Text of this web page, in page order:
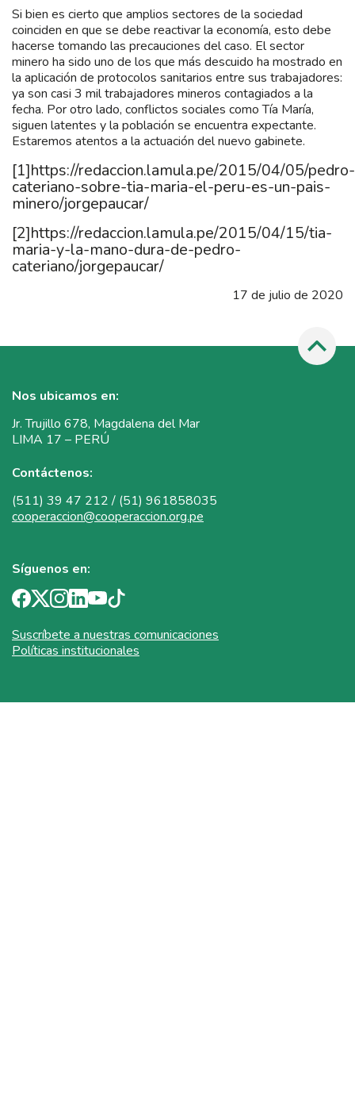
Si bien es cierto que amplios sectores de la sociedad
coinciden en que se debe reactivar la economía, esto debe
hacerse tomando las precauciones del caso. El sector
minero ha sido uno de los que más descuido ha mostrado en
la aplicación de protocolos sanitarios entre sus trabajadores:
ya son casi 3 mil trabajadores mineros contagiados a la
fecha. Por otro lado, conflictos sociales como Tía María,
siguen latentes y la población se encuentra expectante.
Estaremos atentos a la actuación del nuevo gabinete.
[1]https://redaccion.lamula.pe/2015/04/05/pedro-
cateriano-sobre-tia-maria-el-peru-es-un-pais-
minero/jorgepaucar/
[2]https://redaccion.lamula.pe/2015/04/15/tia-
maria-y-la-mano-dura-de-pedro-
cateriano/jorgepaucar/
17 de julio de 2020
Nos ubicamos en:
Jr. Trujillo 678, Magdalena del Mar
LIMA 17 – PERÚ
Contáctenos:
(511) 39 47 212 / (51) 961858035
cooperaccion@cooperaccion.org.pe
Síguenos en:
Suscríbete a nuestras comunicaciones
Políticas institucionales